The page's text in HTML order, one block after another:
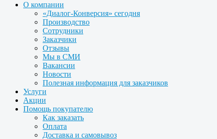
О компании
«Диалог-Конверсия» сегодня
Производство
Сотрудники
Заказчики
Отзывы
Мы в СМИ
Вакансии
Новости
Полезная информация для заказчиков
Услуги
Акции
Помощь покупателю
Как заказать
Оплата
Доставка и самовывоз